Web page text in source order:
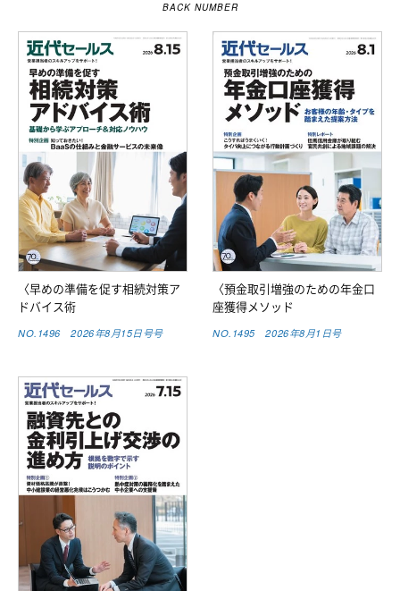
BACK NUMBER
〈早めの準備を促す相続対策ア
ドバイス術
NO.1496 2026年8月15日号号
〈預金取引増強のための年金口
座獲得メソッド
NO.1495 2026年8月1日号